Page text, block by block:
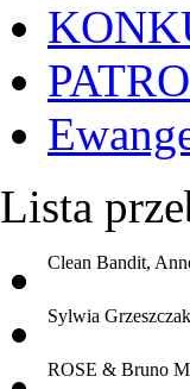
Lista
Clean Bandit,
Sylwia
ROSE & Bruno